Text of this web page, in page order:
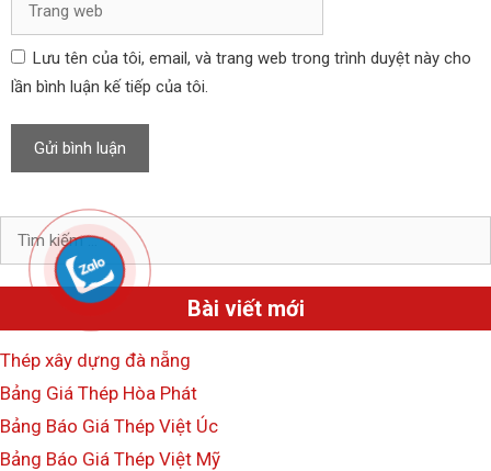
i
ệ
n
a
g
w
b
Lưu tên của tôi, email, và trang web trong trình duyệt này cho
lần bình luận kế tiếp của tôi.
m
ế
m
c
h
Bài viết mới
Thép xây dựng đà nẵng
Bảng Giá Thép Hòa Phát
Bảng Báo Giá Thép Việt Úc
Bảng Báo Giá Thép Việt Mỹ